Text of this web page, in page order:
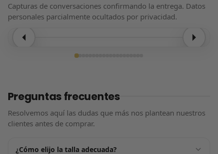
Capturas de conversaciones confirmando la entrega. Datos
personales parcialmente ocultados por privacidad.
Preguntas frecuentes
Resolvemos aquí las dudas que más nos plantean nuestros
clientes antes de comprar.
¿Cómo elijo la talla adecuada?